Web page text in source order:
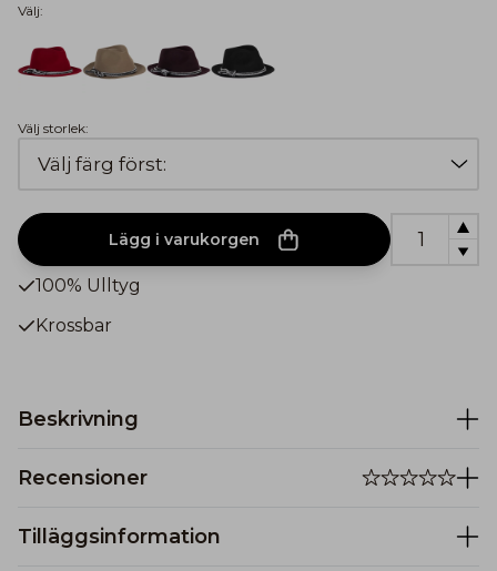
Välj:
Välj storlek:
Lägg i varukorgen
100% Ulltyg
Krossbar
Beskrivning
Recensioner
Tilläggsinformation